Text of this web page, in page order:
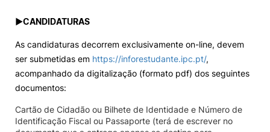
►CANDIDATURAS
As candidaturas decorrem exclusivamente on-line, devem
ser submetidas em https://inforestudante.ipc.pt/,
acompanhado da digitalização (formato pdf) dos seguintes
documentos:
Cartão de Cidadão ou Bilhete de Identidade e Número de
Identificação Fiscal ou Passaporte (terá de escrever no